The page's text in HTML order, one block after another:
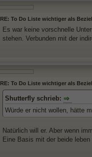
RE: To Do Liste wichtiger als
Es war keine vorschnelle
stehen. Verbunden mit der
RE: To Do Liste wichtiger als
Shutterfly schrieb:
Würde er nicht wollen, hätte
Natürlich will er. Aber wenn
Eine Basis mit der beide